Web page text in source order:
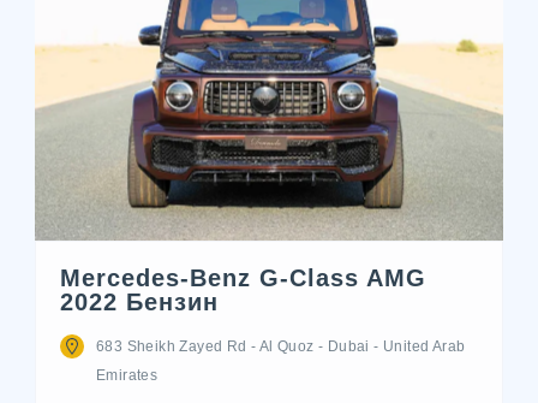
Mercedes-Benz G-Class AMG
2022 Бензин
683 Sheikh Zayed Rd - Al Quoz - Dubai - United Arab
Emirates